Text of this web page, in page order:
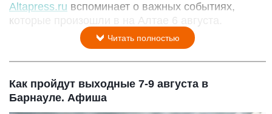
Altapress.ru вспоминает о важных событиях,
которые произошли в на Алтае 6 августа.
Читать полностью
Как пройдут выходные 7-9 августа в
Барнауле. Афиша